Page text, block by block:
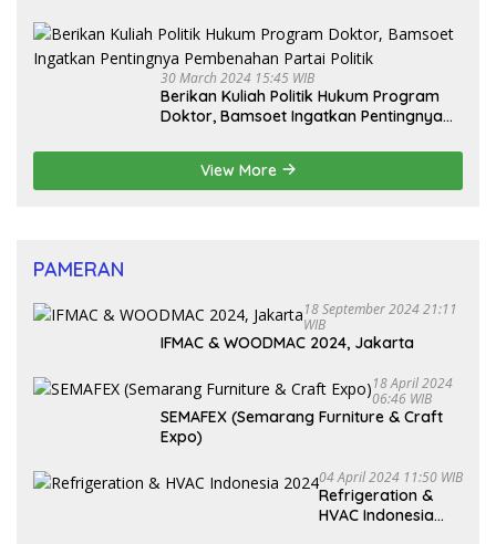
Senjata Api
30 March 2024 15:45 WIB
Berikan Kuliah Politik Hukum Program
Doktor, Bamsoet Ingatkan Pentingnya
View More
PAMERAN
18 September 2024 21:11
WIB
IFMAC & WOODMAC 2024, Jakarta
18 April 2024
06:46 WIB
SEMAFEX (Semarang Furniture & Craft
Expo)
04 April 2024 11:50 WIB
Refrigeration &
HVAC Indonesia